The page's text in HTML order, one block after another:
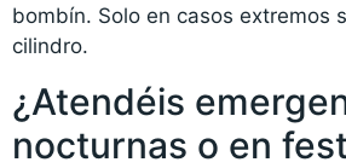
bombín. Solo en casos extremos
cilindro.
¿Atendéis
nocturnas o en